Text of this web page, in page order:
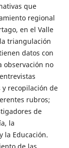
que
regional
en el Valle
triangulación
datos con
observación no
recopilación de
rubros;
de
la
la Educación.